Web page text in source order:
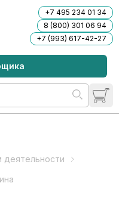
+7 495 234 01 34
8 (800) 301 06 94
+7 (993) 617-42-27
деятельности